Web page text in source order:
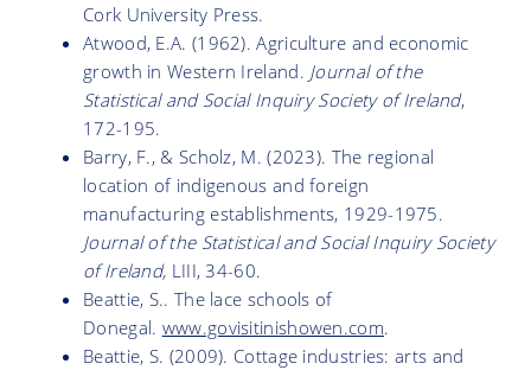
Cork University Press.
Atwood, E.A. (1962). Agriculture and economic
growth in Western Ireland. Journal of the
Statistical and Social Inquiry Society of Ireland,
172-195.
Barry, F., & Scholz, M. (2023). The regional
location of indigenous and foreign
manufacturing establishments, 1929-1975.
Journal of the Statistical and Social Inquiry Society
of Ireland, LIII, 34-60.
Beattie, S.. The lace schools of
Donegal. www.govisitinishowen.com.
Beattie, S. (2009). Cottage industries: arts and